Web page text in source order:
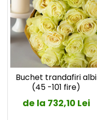
Buchet trandafiri albi
(45 -101 fire)
de la 732,10 Lei